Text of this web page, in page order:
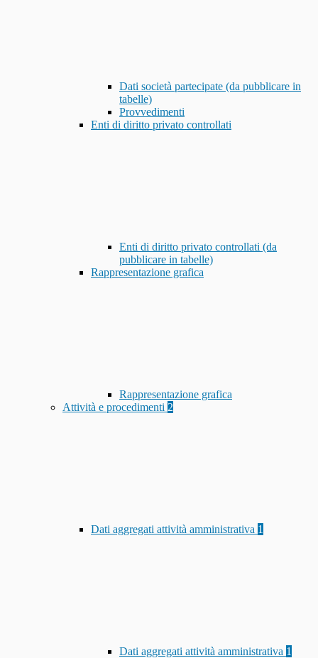
Dati società partecipate (da pubblicare in
tabelle)
Provvedimenti
Enti di diritto privato controllati
Enti di diritto privato controllati (da
pubblicare in tabelle)
Rappresentazione grafica
Rappresentazione grafica
Attività e procedimenti 2
Dati aggregati attività amministrativa 1
Dati aggregati attività amministrativa 1